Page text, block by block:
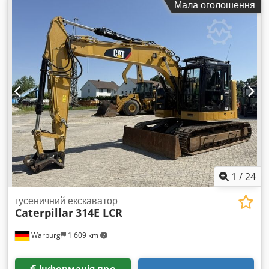
Мала оголошення
1 /24
Warburg 1 609 km
гусеничний екскаватор
Caterpillar314E LCR